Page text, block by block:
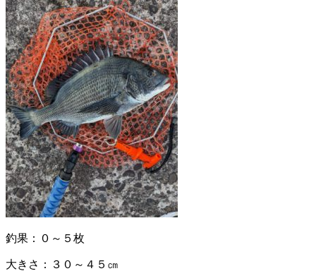
釣果：０～５枚
大きさ：３０～４５㎝